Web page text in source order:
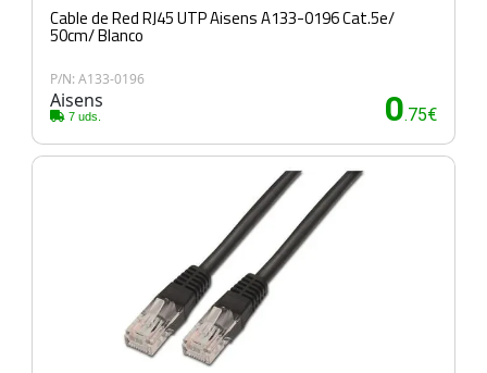
Cable de Red RJ45 UTP Aisens A133-0196 Cat.5e/
50cm/ Blanco
P/N: A133-0196
Aisens
7 uds. 0.75€